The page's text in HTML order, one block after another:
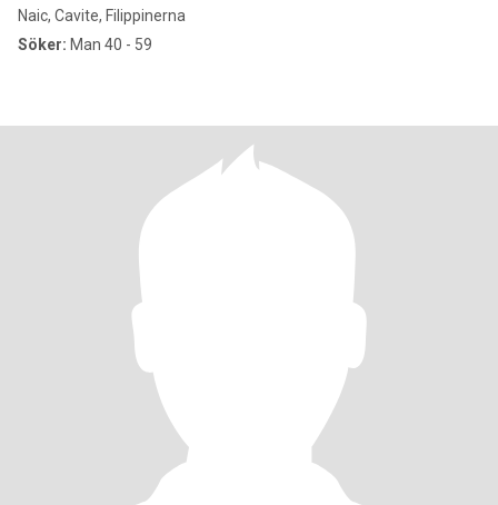
Naic, Cavite, Filippinerna
Söker: Man 40 - 59